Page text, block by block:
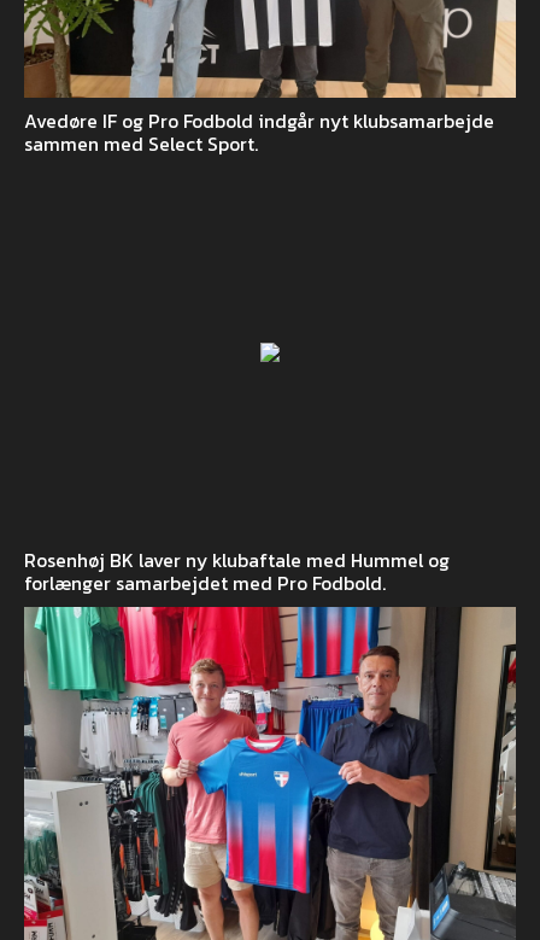
Avedøre IF og Pro Fodbold indgår nyt klubsamarbejde
sammen med Select Sport.
Rosenhøj BK laver ny klubaftale med Hummel og
forlænger samarbejdet med Pro Fodbold.